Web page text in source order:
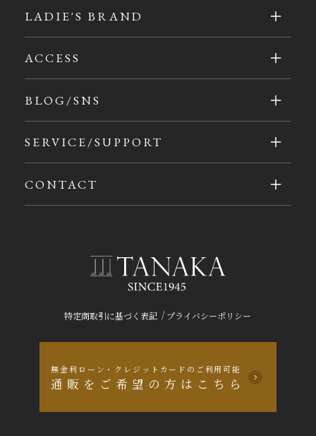
特定商取引に基づく表記 / プライバシーポリシー
無金利ローン・クレジットカードのご利用可能
通販をご希望の方はこちら
LADIE'S BRAND
ACCESS
BLOG/SNS
SERVICE/SUPPORT
CONTACT